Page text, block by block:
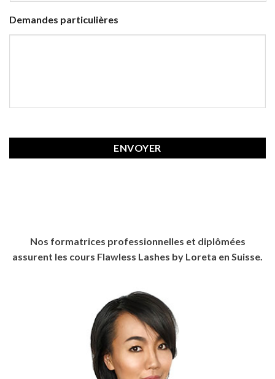
Demandes particulières
Nos formatrices professionnelles et diplômées
assurent les cours Flawless Lashes by Loreta en Suisse.